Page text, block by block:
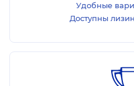
Удобные
Доступны